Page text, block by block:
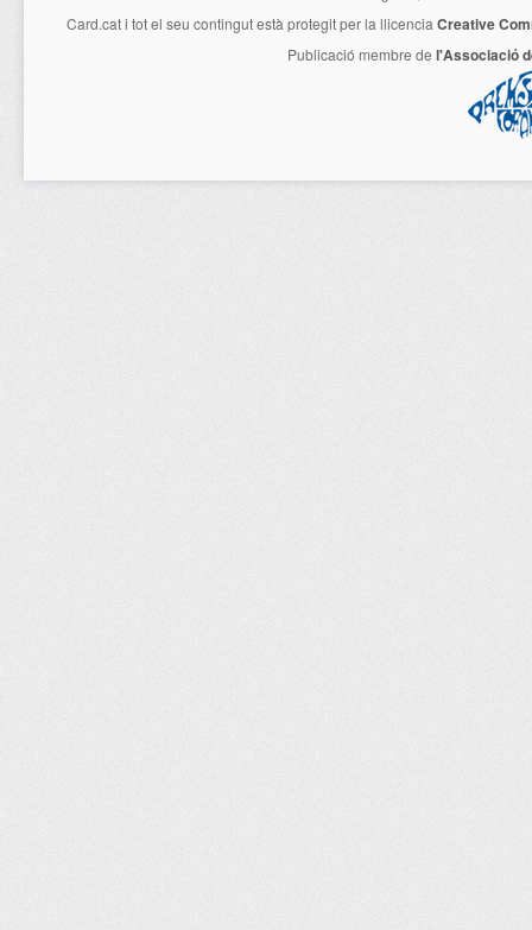
Card.cati tot el seu contingut està protegit per la llicencia Creative
Publicació membre de l'Associació